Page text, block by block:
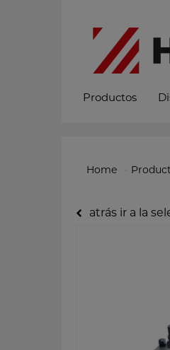
Productos
Home
atrás ir a la